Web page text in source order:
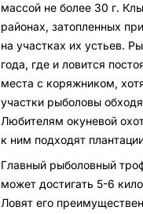
массой не более 30 г.
районах, затопленных
на участках их устьев.
года, где и ловится
места с коряжником,
участки рыболовы
Любителям окуневой
к ним подходят
Главный рыболовный
может достигать 5-6
Ловят его